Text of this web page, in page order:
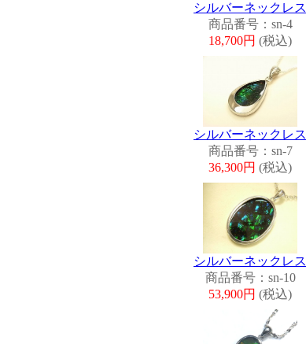
シルバーネックレス
商品番号：sn-4
18,700円 (税込)
シルバーネックレス
商品番号：sn-7
36,300円 (税込)
シルバーネックレス
商品番号：sn-10
53,900円 (税込)